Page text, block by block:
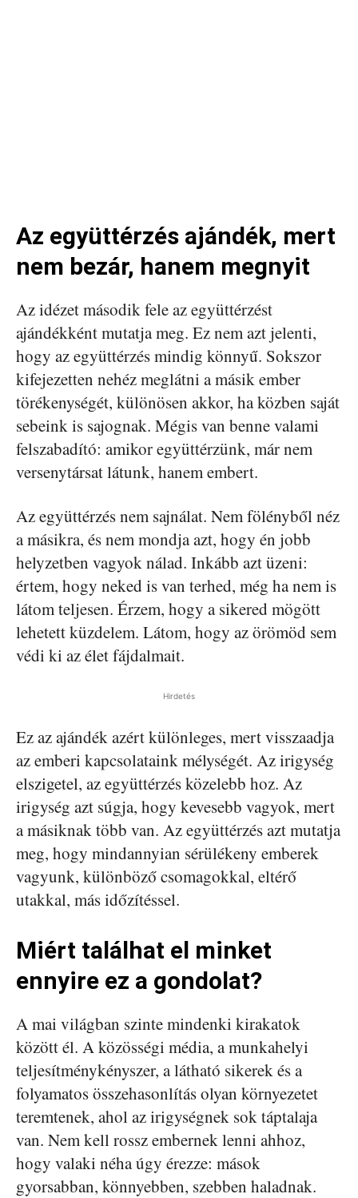
Az együttérzés ajándék, mert
nem bezár, hanem megnyit
Az idézet második fele az együttérzést
ajándékként mutatja meg. Ez nem azt jelenti,
hogy az együttérzés mindig könnyű. Sokszor
kifejezetten nehéz meglátni a másik ember
törékenységét, különösen akkor, ha közben saját
sebeink is sajognak. Mégis van benne valami
felszabadító: amikor együttérzünk, már nem
versenytársat látunk, hanem embert.
Az együttérzés nem sajnálat. Nem fölényből néz
a másikra, és nem mondja azt, hogy én jobb
helyzetben vagyok nálad. Inkább azt üzeni:
értem, hogy neked is van terhed, még ha nem is
látom teljesen. Érzem, hogy a sikered mögött
lehetett küzdelem. Látom, hogy az örömöd sem
védi ki az élet fájdalmait.
Hirdetés
Ez az ajándék azért különleges, mert visszaadja
az emberi kapcsolataink mélységét. Az irigység
elszigetel, az együttérzés közelebb hoz. Az
irigység azt súgja, hogy kevesebb vagyok, mert
a másiknak több van. Az együttérzés azt mutatja
meg, hogy mindannyian sérülékeny emberek
vagyunk, különböző csomagokkal, eltérő
utakkal, más időzítéssel.
Miért találhat el minket
ennyire ez a gondolat?
A mai világban szinte mindenki kirakatok
között él. A közösségi média, a munkahelyi
teljesítménykényszer, a látható sikerek és a
folyamatos összehasonlítás olyan környezetet
teremtenek, ahol az irigységnek sok táptalaja
van. Nem kell rossz embernek lenni ahhoz,
hogy valaki néha úgy érezze: mások
gyorsabban, könnyebben, szebben haladnak.